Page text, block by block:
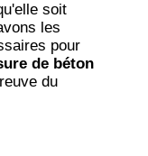
soit
les
pour
de béton
du